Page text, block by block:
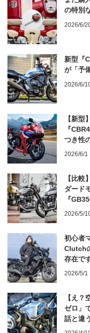
の特別
2026/6/
新型『
が「予
2026/6/
【新
『
つき性
2026/6/1
【比
ダード
『
2026/5/
初心者
Clutch
存在で
2026/5/1
【え
ゼロ」
話と違
てなら